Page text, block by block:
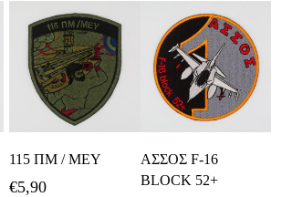
115 ΠΜ / ΜΕΥ
€5,90
Περισσότερα
ΑΣΣΟΣ F-16
BLOCK 52+